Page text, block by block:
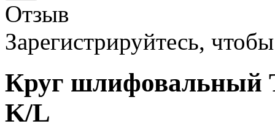
Отзыв
Зарегистрируйтесь,
Круг шлифовальный
K/L